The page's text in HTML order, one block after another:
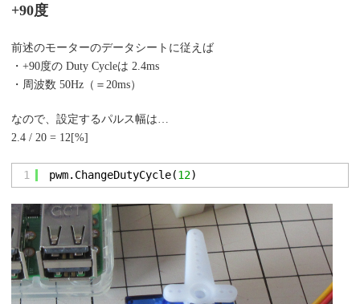
+90度
前述のモーターのデータシートに従えば
・+90度の Duty Cycleは 2.4ms
・周波数 50Hz（＝20ms）
なので、設定するパルス幅は…
2.4 / 20 = 12[%]
1 pwm.ChangeDutyCycle(12)